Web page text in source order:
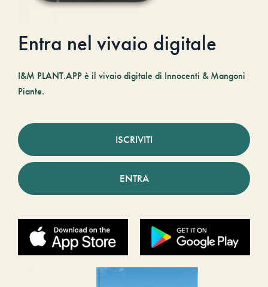
Entra nel vivaio digitale
I&M PLANT.APP è il vivaio digitale di Innocenti & Mangoni
Piante.
ISCRIVITI
ENTRA